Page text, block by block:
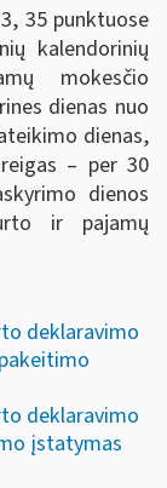
35 punktuose
kalendorinių
mokesčio
dienas nuo
dienas,
– per 30
dienos
ir pajamų
deklaravimo
deklaravimo
įstatymas